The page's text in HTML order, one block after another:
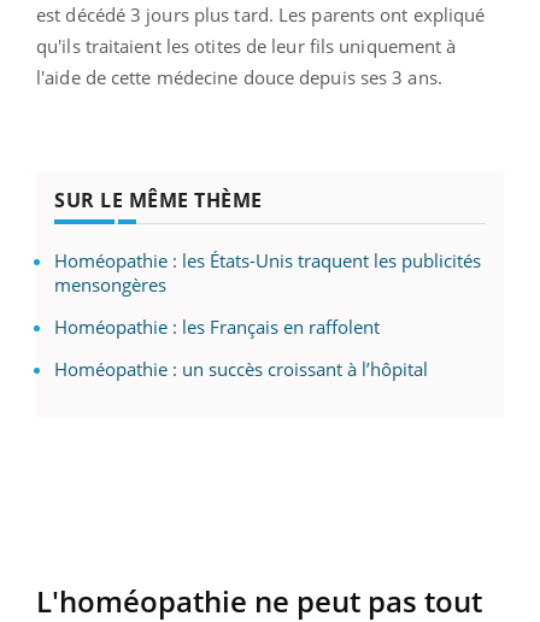
est décédé 3 jours plus tard. Les parents ont expliqué
qu'ils traitaient les otites de leur fils uniquement à
l'aide de cette médecine douce depuis ses 3 ans.
SUR LE MÊME THÈME
Homéopathie : les États-Unis traquent les publicités
mensongères
Homéopathie : les Français en raffolent
Homéopathie : un succès croissant à l’hôpital
L'homéopathie ne peut pas tout